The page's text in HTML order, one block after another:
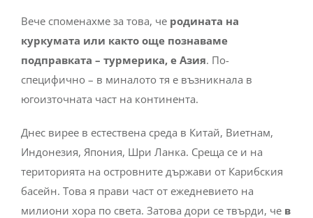
Вече споменахме за това, черодината на
куркумата или както още познаваме
подправката – турмерика, е Азия. По-
специфично – в миналото тя е възникнала в
югоизточната част на континента.
Днес вирее в естествена среда в Китай, Виетнам,
Индонезия, Япония, Шри Ланка. Среща се и на
територията на островните държави от Карибския
басейн. Това я прави част от ежедневието на
милиони хора по света. Затова дори се твърди, че в